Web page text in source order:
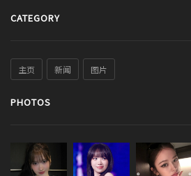
CATEGORY
主页 新闻 图片
PHOTOS